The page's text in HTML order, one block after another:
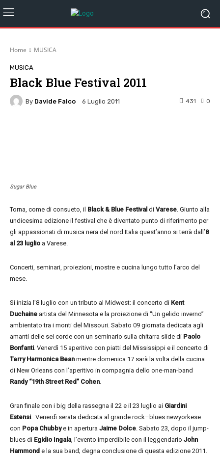
Home MUSICA
MUSICA
Black Blue Festival 2011
By Davide Falco 6 Luglio 2011 0
431
Sugar Blue
Torna, come di consueto, il Black & Blue Festival di Varese. Giunto alla
undicesima edizione il festival che è diventato punto di riferimento per
gli appassionati di musica nera del nord Italia quest’anno si terrà dall’8
al 23 luglio a Varese.
Concerti, seminari, proiezioni, mostre e cucina lungo tutto l’arco del
mese.
Si inizia l’8 luglio con un tributo al Midwest: il concerto di Kent
Duchaine artista del Minnesota e la proiezione di “Un gelido inverno”
ambientato tra i monti del Missouri. Sabato 09 giornata dedicata agli
amanti delle sei corde con un seminario sulla chitarra slide di Paolo
Bonfanti. Venerdì 15 aperitivo con piatti del Mississippi e il concerto di
Terry Harmonica Bean mentre domenica 17 sarà la volta della cucina
di New Orleans con l’aperitivo in compagnia dello one-man-band
Randy “19th Street Red” Cohen.
Gran finale con i big della rassegna il 22 e il 23 luglio ai Giardini
Estensi. Venerdì serata dedicata al grande rock–blues newyorkese
con Popa Chubbye in apertura Jaime Dolce. Sabato 23, dopo il jump-
blues di Egidio Ingala, l’evento imperdibile con il leggendario John
Hammond e la sua band; degna conclusione di questa edizione 2011.